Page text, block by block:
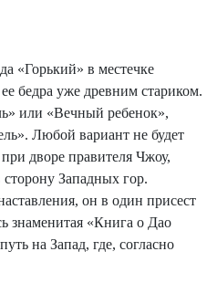
«Горький» в местечке
бедра уже древним стариком.
или «Вечный ребенок»,
Любой вариант не будет
дворе правителя Чжоу,
Западных гор.
он в один присест
знаменитая «Книга о Дао
на Запад, где, согласно